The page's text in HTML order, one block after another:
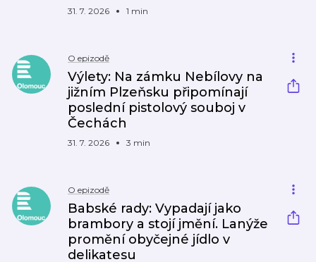
31. 7. 2026 1 min
O epizodě
Výlety: Na zámku Nebílovy na
jižním Plzeňsku připomínají
poslední pistolový souboj v
Čechách
31. 7. 2026 3 min
O epizodě
Babské rady: Vypadají jako
brambory a stojí jmění. Lanýže
promění obyčejné jídlo v
delikatesu